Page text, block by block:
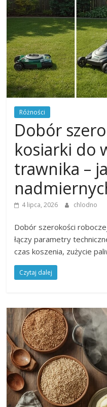
Różności
Dobór
kosiarki do
trawnika –
4 lipca, 2026 chlodno
Dobór szerokości
łączy parametry
czas koszenia, zużycie
Czytaj dalej